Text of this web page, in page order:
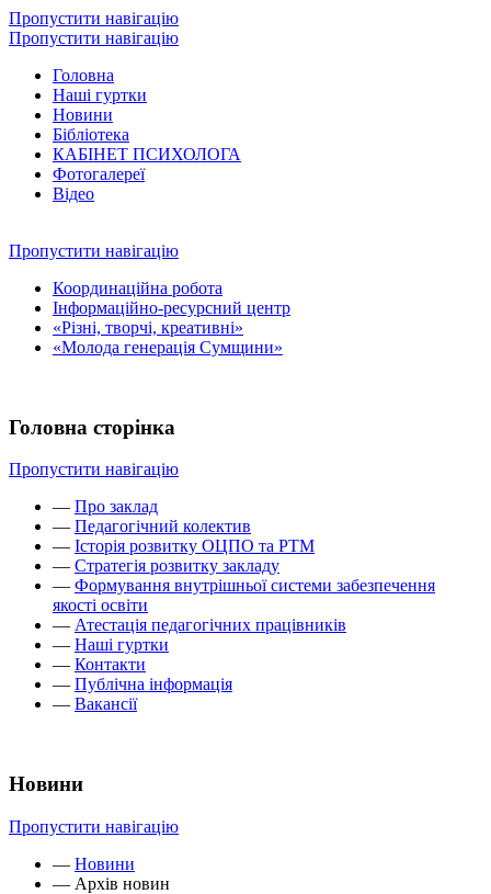
Пропустити навігацію
Пропустити навігацію
Головна
Наші гуртки
Новини
Бібліотека
КАБІНЕТ ПСИХОЛОГА
Фотогалереї
Відео
Пропустити навігацію
Координаційна робота
Інформаційно-ресурсний центр
«Різні, творчі, креативні»
«Молода генерація Сумщини»
Головна сторінка
Пропустити навігацію
— Про заклад
— Педагогічний колектив
— Історія розвитку ОЦПО та РТМ
— Стратегія розвитку закладу
— Формування внутрішньої системи забезпечення
якості освіти
— Атестація педагогічних працівників
— Наші гуртки
— Контакти
— Публічна інформація
— Вакансії
Новини
Пропустити навігацію
— Новини
— Архів новин